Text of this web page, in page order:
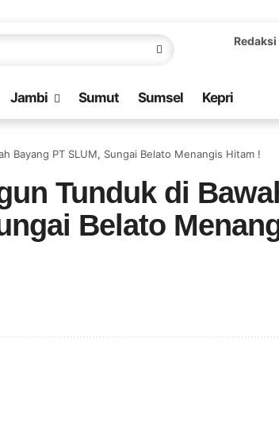
Redaksi
Jambi Sumut Sumsel Kepri
Bayang PT SLUM, Sungai Belato Menangis Hitam !
Tunduk di
Belato